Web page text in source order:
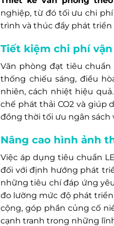
nghiệp, từ đó tối ưu chi
trình và thúc đẩy phát triển
Tiết kiệm chi phí
Văn phòng đạt tiêu
thống chiếu sáng, điều
nhiên, cách nhiệt hiệu
chế phát thải CO2 và giúp
đồng thời tối ưu ngân
Nâng cao hình ảnh
Việc áp dụng tiêu chuẩn
đối với định hướng phát
những tiêu chí đáp ứng
đo lường mức độ phát
cộng, góp phần củng cố
cạnh tranh trong những